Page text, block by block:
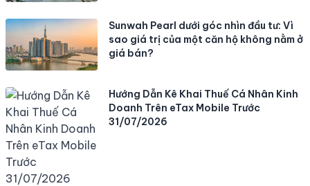
Sunwah Pearl dưới góc nhìn đầu tư: Vì
sao giá trị của một căn hộ không nằm ở
giá bán?
Hướng Dẫn Kê Khai Thuế Cá Nhân Kinh
Doanh Trên eTax Mobile Trước
31/07/2026